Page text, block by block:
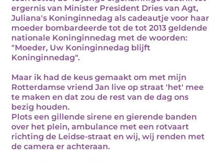
ergernis van Minister President Dries van Agt,
Juliana's Koninginnedag als cadeautje voor haar
moeder bombardeerde tot de tot 2013 geldende
nationale Koninginnedag met de woorden:
"Moeder, Uw Koninginnedag blijft
Koninginnedag".
Maar ik had de keus gemaakt om met mijn
Rotterdamse vriend Jan live op straat 'het' mee
te maken en dat zou de rest van de dag ons
bezig houden.
Plots een gillende sirene en gierende banden
over het plein, ambulance met een rotvaart
richting de Leidse-straat en wij, wij renden met
de camera er achteraan.